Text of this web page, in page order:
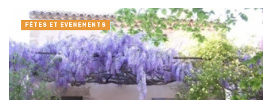
FÊTES ET ÉVÈNEMENTS